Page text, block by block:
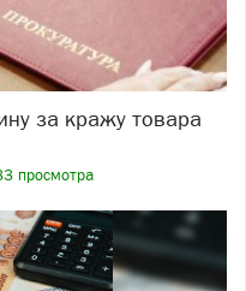
просмотра